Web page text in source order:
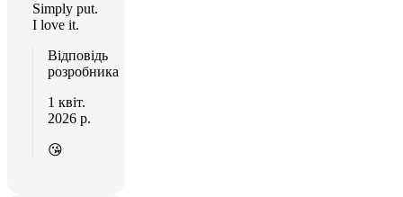
Simply put.
I love it.
Відповідь
розробника
1 квіт.
2026 р.
😘